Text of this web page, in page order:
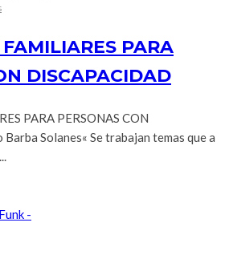
PARA
DISCAPACIDAD
PARA PERSONAS CON
Solanes« Se trabajan temas que a